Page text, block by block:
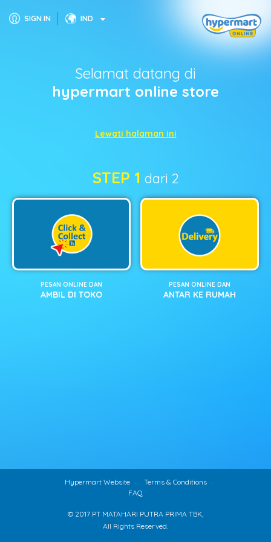
SIGN IN IND
Selamat datang di
hypermart online store
Lewati halaman ini
STEP 1 dari 2
PESAN ONLINE DAN
AMBIL DI TOKO
PESAN ONLINE DAN
ANTAR KE RUMAH
Hypermart Website
Terms & Conditions
FAQ
© 2017 PT MATAHARI PUTRA PRIMA TBK,
All Rights Reserved.